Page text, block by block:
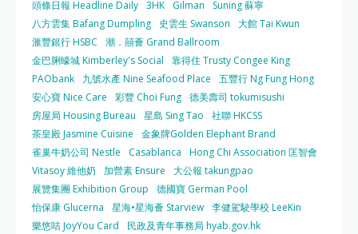
頭條日報 Headline Daily 3HK Gilman
Suning 蘇寧
八方雲集 Bafang Dumpling
史雲生 Swanson
大館 Tai Kwun
滙豐銀行 HSBC
潮．囍薈 Grand Ballroom
金巴脷蠔城 Kimberley's Social
靠得住 Trusty Congee King
PAObank
九號水產 Nine Seafood Place
五豐行 Ng Fung Hong
安心寶 Nice Care
彩豐 Choi Fung 德美壽司 tokumisushi
房屋局 Housing Bureau
星島 Sing Tao
社聯 HKCSS
茶皇殿 Jasmine Cuisine
金象牌Golden Elephant Brand
雀巢牛奶公司 Nestle
Casablanca
Hong Chi Association 匡智會
Vitasoy 維他奶
加營素 Ensure
大公報 takungpao
展覽集團 Exhibition Group
德國寶 German Pool
怡保康 Glucerna
星海•星海薈 Starview 李健駕駛學校 LeeKin
樂悠咭 JoyYou Card
民政及青年事務局 hyab.gov.hk